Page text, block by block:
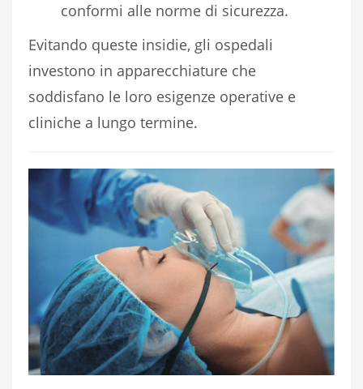
conformi alle norme di sicurezza.
Evitando queste insidie, gli ospedali
investono in apparecchiature che
soddisfano le loro esigenze operative e
cliniche a lungo termine.